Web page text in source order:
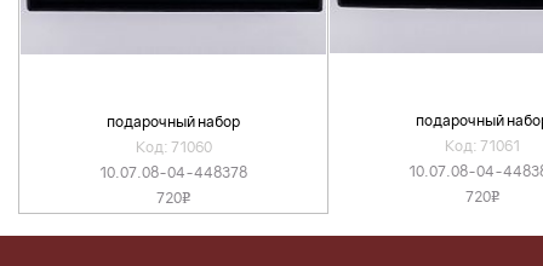
подарочный набор
Код: 71060
10.07.08-04-448378
720v
подарочный
Код: 71061
10.07.08-04-
720v